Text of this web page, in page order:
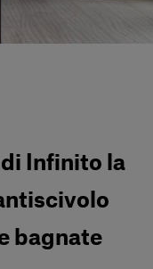
Infinito la
bagnate